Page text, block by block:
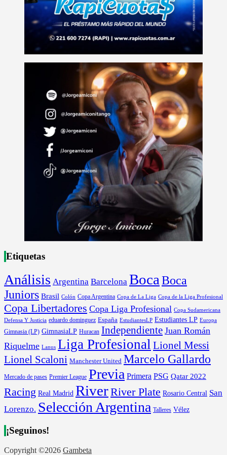
Etiquetas
Análisis Argentina Barcelona Boca Boca
Juniors Brasil Colón Copa Argentina Copa de La Liga Copa de la Liga Profesional
Copa Libertadores Copa Liga Profesional Copa Sudamericana
Defensa Y Justicia eduardo dominguez España EstudiantesLP Estudiantes LP Europa
Gimnasia (LP) GimnasiaLP Huracan Independiente Juan Román
Riquelme Lanus Liga Profesional Lionel Messi
Lionel Scaloni Manchester United Marcelo Gallardo
Mercado de pases Premier League Previa Primera PSG Qatar 2022
Racing Real Madrid RiverRiver Plate Rosario Central San
Lorenzo. Selección Argentina Talleres Vélez
¡Seguinos!
Copyright ©2026 Gambeta